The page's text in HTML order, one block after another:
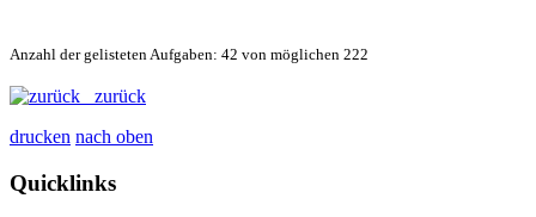
Anzahl der gelisteten Aufgaben: 42 von möglichen 222
zurück
drucken nach oben
Quicklinks